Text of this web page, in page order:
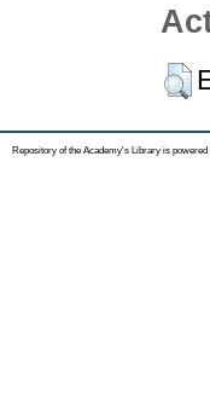
Repository of the Academy's Library is powered